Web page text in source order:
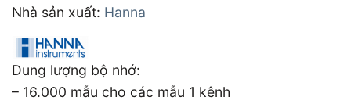
Nhà sản xuất: Hanna
Dung lượng bộ nhớ:
– 16.000 mẫu cho các mẫu 1 kênh